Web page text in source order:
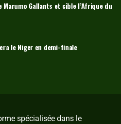
Gallants et cible l’Afrique du
le Niger en demi-finale
spécialisée dans le